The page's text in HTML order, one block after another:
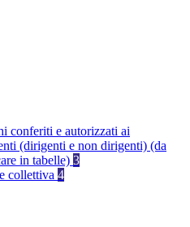
conferiti e autorizzati ai
(dirigenti e non dirigenti) (da
in tabelle) 3
collettiva 4